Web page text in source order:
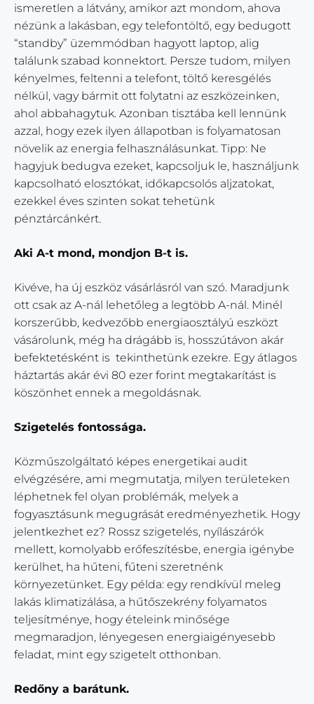
ismeretlen a látvány, amikor azt mondom, ahova
nézünk a lakásban, egy telefontöltő, egy bedugott
“standby” üzemmódban hagyott laptop, alig
találunk szabad konnektort. Persze tudom, milyen
kényelmes, feltenni a telefont, töltő keresgélés
nélkül, vagy bármit ott folytatni az eszközeinken,
ahol abbahagytuk. Azonban tisztába kell lennünk
azzal, hogy ezek ilyen állapotban is folyamatosan
növelik az energia felhasználásunkat. Tipp: Ne
hagyjuk bedugva ezeket, kapcsoljuk le, használjunk
kapcsolható elosztókat, időkapcsolós aljzatokat,
ezekkel éves szinten sokat tehetünk
pénztárcánkért.
Aki A-t mond, mondjon B-t is.
Kivéve, ha új eszköz vásárlásról van szó. Maradjunk
ott csak az A-nál lehetőleg a legtöbb A-nál. Minél
korszerűbb, kedvezőbb energiaosztályú eszközt
vásárolunk, még ha drágább is, hosszútávon akár
befektetésként is tekinthetünk ezekre. Egy átlagos
háztartás akár évi 80 ezer forint megtakarítást is
köszönhet ennek a megoldásnak.
Szigetelés fontossága.
Közműszolgáltató képes energetikai audit
elvégzésére, ami megmutatja, milyen területeken
léphetnek fel olyan problémák, melyek a
fogyasztásunk megugrását eredményezhetik. Hogy
jelentkezhet ez? Rossz szigetelés, nyílászárók
mellett, komolyabb erőfeszítésbe, energia igénybe
kerülhet, ha hűteni, fűteni szeretnénk
környezetünket. Egy példa: egy rendkívül meleg
lakás klimatizálása, a hűtőszekrény folyamatos
teljesítménye, hogy ételeink minősége
megmaradjon, lényegesen energiaigényesebb
feladat, mint egy szigetelt otthonban.
Redőny a barátunk.